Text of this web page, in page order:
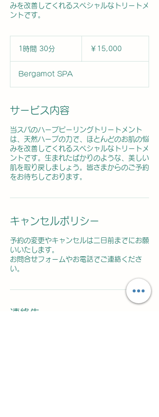
みを改善してくれるスペシャルなトリートメ
ントです。
1時間 30分
0
分
￥15,000
Bergamot SPA
サービス内容
当スパのハーブピーリングトリートメント
は、天然ハーブの力で、ほとんどのお肌の悩
みを改善してくれるスペシャルなトリートメ
ントです。生まれたばかりのような、美しい
肌を取り戻しましょう。皆さまからのご予約
をお待ちしております。
キャンセルポリシー
予約の変更やキャンセルは二日前までにお願
いいたします。
お問合せフォームやお電話でご連絡くださ
い。
連絡先